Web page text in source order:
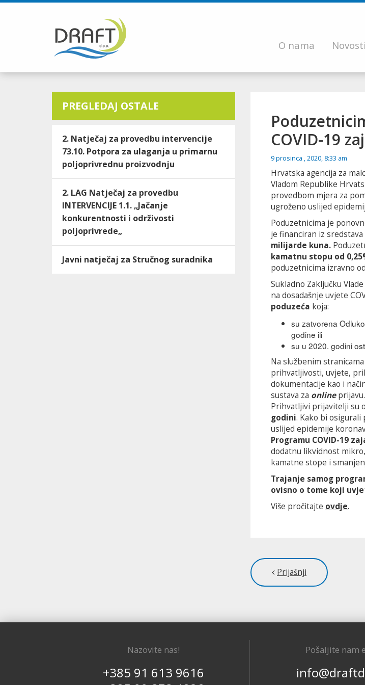
O nama Novosti
PREGLEDAJ OSTALE
2. Natječaj za provedbu intervencije
73.10. Potpora za ulaganja u primarnu
poljoprivrednu proizvodnju
2. LAG Natječaj za provedbu
INTERVENCIJE 1.1. „Jačanje
konkurentnosti i održivosti
poljoprivrede„
Javni natječaj za Stručnog suradnika
COVID-19
9 prosinca , 2020, 8:33 am
Hrvatska agencija za
Vladom Republike
provedbom mjera za
ugroženo uslijed
Poduzetnicima je
je financiran iz
milijarde kuna.
kamatnu stopu od
poduzetnicima izravno
Sukladno Zaključku
na dosadašnje uvjete
poduzeća koja:
su zatvorena
godine ili
su u 2020. godini
Na službenim
prihvatljivosti, uvjete,
dokumentacije kao i
sustava za onlineprijavu.
Prihvatljivi prijavitelji su
godini. Kako bi
uslijed epidemije
Programu COVID-19
dodatnu likvidnost
kamatne stope i
Trajanje samog
ovisno o tome koji
Više pročitajte ovdje.
Prijašnji
Nazovite nas!
+385 91 613 9616
Pošaljite nam